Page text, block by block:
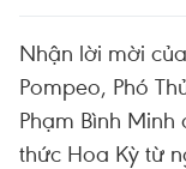
Nhận lời mời
Pompeo, Phó
Phạm Bình
thức Hoa Kỳ từ